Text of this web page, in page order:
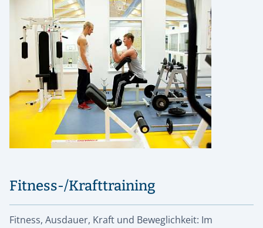
Fitness-/Krafttraining
Fitness, Ausdauer, Kraft und Beweglichkeit: Im